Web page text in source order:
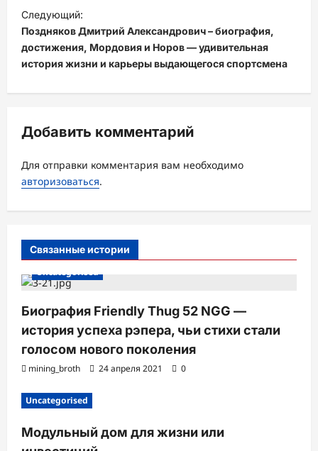
и
г
а
я
з
а
п
и
Следующий:
Поздняков Дмитрий Александрович – биография,
достижения, Мордовия и Норов — удивительная
история жизни и карьеры выдающегося спортсмена
Добавить комментарий
Для отправки комментария вам необходимо
авторизоваться.
Связанные истории
Uncategorised
Биография Friendly Thug 52 NGG —
история успеха рэпера, чьи стихи стали
голосом нового поколения
mining_broth 24 апреля 2021 0
Uncategorised
Модульный дом для жизни или